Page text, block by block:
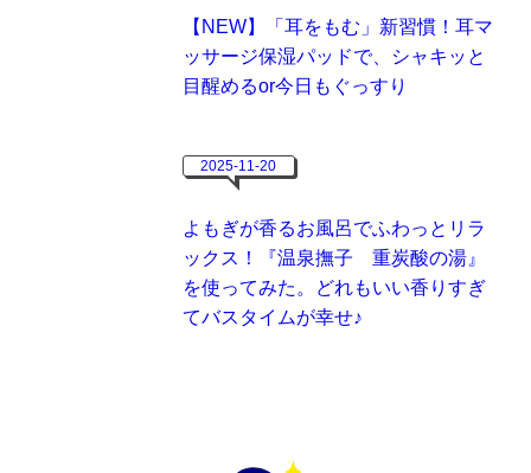
【NEW】「耳をもむ」新習慣！耳マ
ッサージ保湿パッドで、シャキッと
目醒めるor今日もぐっすり
2025-11-20
よもぎが香るお風呂でふわっとリラ
ックス！『温泉撫子 重炭酸の湯』
を使ってみた。どれもいい香りすぎ
てバスタイムが幸せ♪